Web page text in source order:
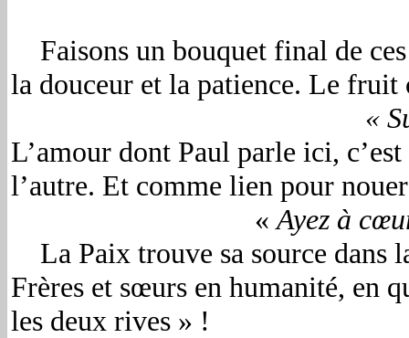
Faisons un bouquet final de
la douceur et la patience. Le fruit
«
L’amour dont Paul parle ici,
l’autre. Et comme lien pour
« Ayez à
La Paix trouve sa source dans
Frères et sœurs en humanité, en
les deux rives » !